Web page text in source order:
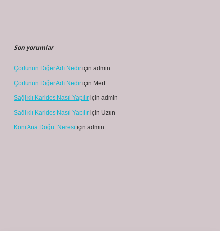
Son yorumlar
Çorlunun Diğer Adı Nedir için admin
Çorlunun Diğer Adı Nedir için Mert
Sağlıklı Karides Nasıl Yapılır için admin
Sağlıklı Karides Nasıl Yapılır için Uzun
Koni Ana Doğru Neresi için admin